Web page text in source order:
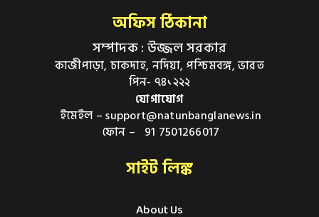
অফিস ঠিকানা
সম্পাদক : উজ্জল সরকার
কাজীপাড়া, চাকদাহ, নদিয়া, পশ্চিমবঙ্গ, ভারত
পিন- ৭৪১২২২
যোগাযোগ
ইমেইল – support@natunbanglanews.in
ফোন – 91 7501266017
সাইট লিঙ্ক
About Us